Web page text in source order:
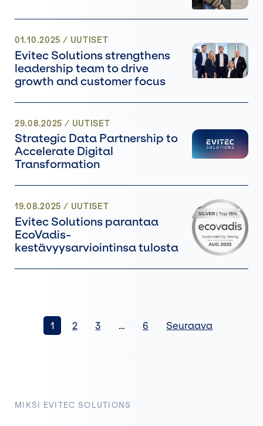
01.10.2025 / UUTISET
Evitec Solutions strengthens
leadership team to drive
growth and customer focus
29.08.2025 / UUTISET
Strategic Data Partnership to
Accelerate Digital
Transformation
19.08.2025 / UUTISET
Evitec Solutions parantaa
EcoVadis-
kestävyysarviointinsa tulosta
1 2 3 … 6 Seuraava
MIKSI EVITEC SOLUTIONS